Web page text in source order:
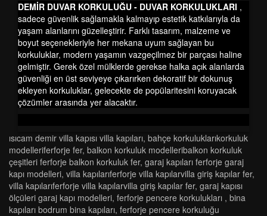
DEMİR DUVAR KORKULUĞU - DUVAR KORKULUKLARI ,
sadece güvenlik sağlamakla kalmayıp estetik katkılarıyla da
yaşam alanlarını güzelleştirir. Farklı tasarım, malzeme ve
boyut seçenekleriyle her mekana uyum sağlayan bu
korkuluklar, modern yaşamın vazgeçilmez bir parçası haline
gelmiştir. Gerek özel mülklerde gerekse halka açık alanlarda
güvenliği en üst seviyeye çıkarırken dekoratif bir dokunuş
ekleyen korkuluklar, gelecekte de popülaritesini koruyacak
çözümler arasında yer alacaktır.
isicam demi̇r vi̇lla kapisi vi̇lla kapilari, bahçe korkuluklarikorkuluk
modelleri̇ferforje fer, balkon korkuluk modelleri̇balkon korkuluk
çeşi̇tleri̇ ferforje balkon korkuluk fer, garaj kapilari ferforje garaj
kapi modelleri̇, vi̇lla kapilariferforje vi̇lla kapilarvi̇lla gi̇ri̇ş kapilar fer,
vi̇lla kapilariferforje vi̇lla kapilarvi̇lla gi̇ri̇ş kapilar fer, garaj kapısı
ölçüleri garaj kapı modelleri, ferforje pencere korkulukları , bi̇na
kapilari bodrum bi̇na kapilari, ferforje pencere korkuluğu